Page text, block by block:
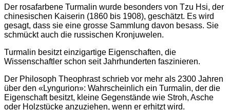
Der rosafarbene Turmalin wurde besonders von Tzu Hsi, der
chinesischen Kaiserin (1860 bis 1908), geschätzt. Es wird
gesagt, dass sie eine grosse Sammlung davon besass. Sie
schmückt auch die russischen Kronjuwelen.
Turmalin besitzt einzigartige Eigenschaften, die
Wissenschaftler schon seit Jahrhunderten faszinieren.
Der Philosoph Theophrast schrieb vor mehr als 2300 Jahren
über den «Lyngurion»: Wahrscheinlich ein Turmalin, der die
Eigenschaft besitzt, kleine Gegenstände wie Stroh, Asche
oder Holzstücke anzuziehen, wenn er erhitzt wird.